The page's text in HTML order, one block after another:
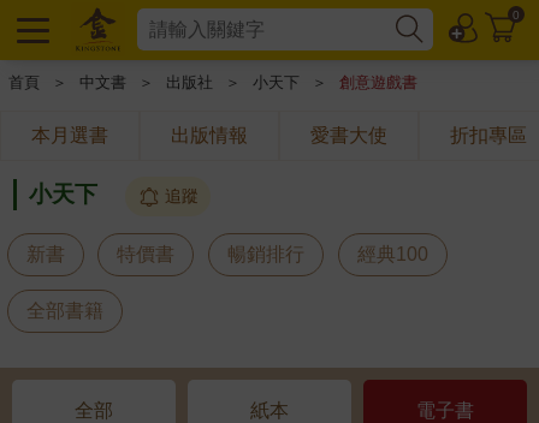
0
首頁 ＞ 中文書 ＞ 出版社 ＞ 小天下 ＞ 創意遊戲書
本月選書 出版情報 愛書大使 折扣專區
小天下 追蹤
新書 特價書 暢銷排行 經典100
全部書籍
全部 紙本 電子書